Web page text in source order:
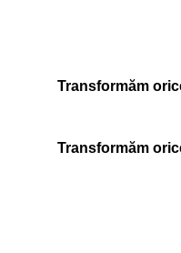
Transformăm
Transformăm